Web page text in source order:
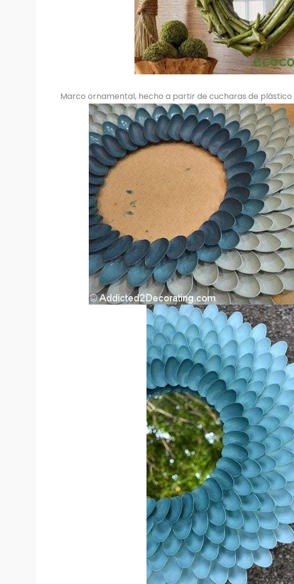
Marco ornamental, hecho a partir de cucharas de plástico